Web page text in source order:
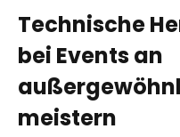
Technische
bei Events an
meistern